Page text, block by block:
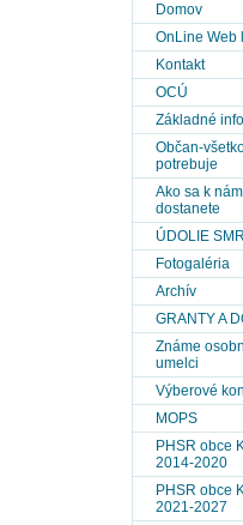
Domov
OnLine Web
Kontakt
OCÚ
Základné
Občan-
potrebuje
Ako sa k nám
dostanete
ÚDOLIE
Fotogaléria
Archív
GRANTY A
Známe
umelci
Výberové
MOPS
PHSR obce
2014-2020
PHSR obce
2021-2027